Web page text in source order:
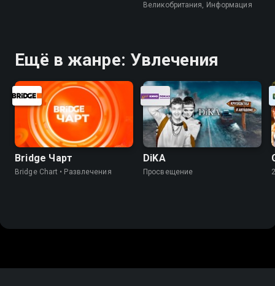
Великобритания, Информация
Ещё в жанре: Увлечения
Bridge Чарт
Bridge Chart • Развлечения
DiKA
Просвещение